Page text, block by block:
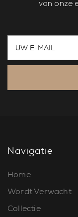
van onze
Navigatie
Home
Wordt Verwacht
Collectie